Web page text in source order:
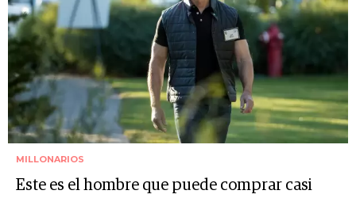
MILLONARIOS
Este es el hombre que puede comprar casi